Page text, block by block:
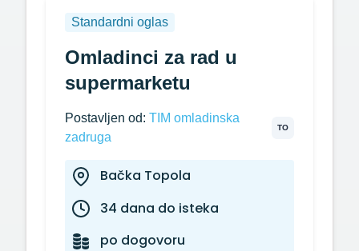
Standardni oglas
Omladinci za rad u
supermarketu
TO
Postavljen od: TIM omladinska
zadruga
Bačka Topola
34 dana do isteka
po dogovoru